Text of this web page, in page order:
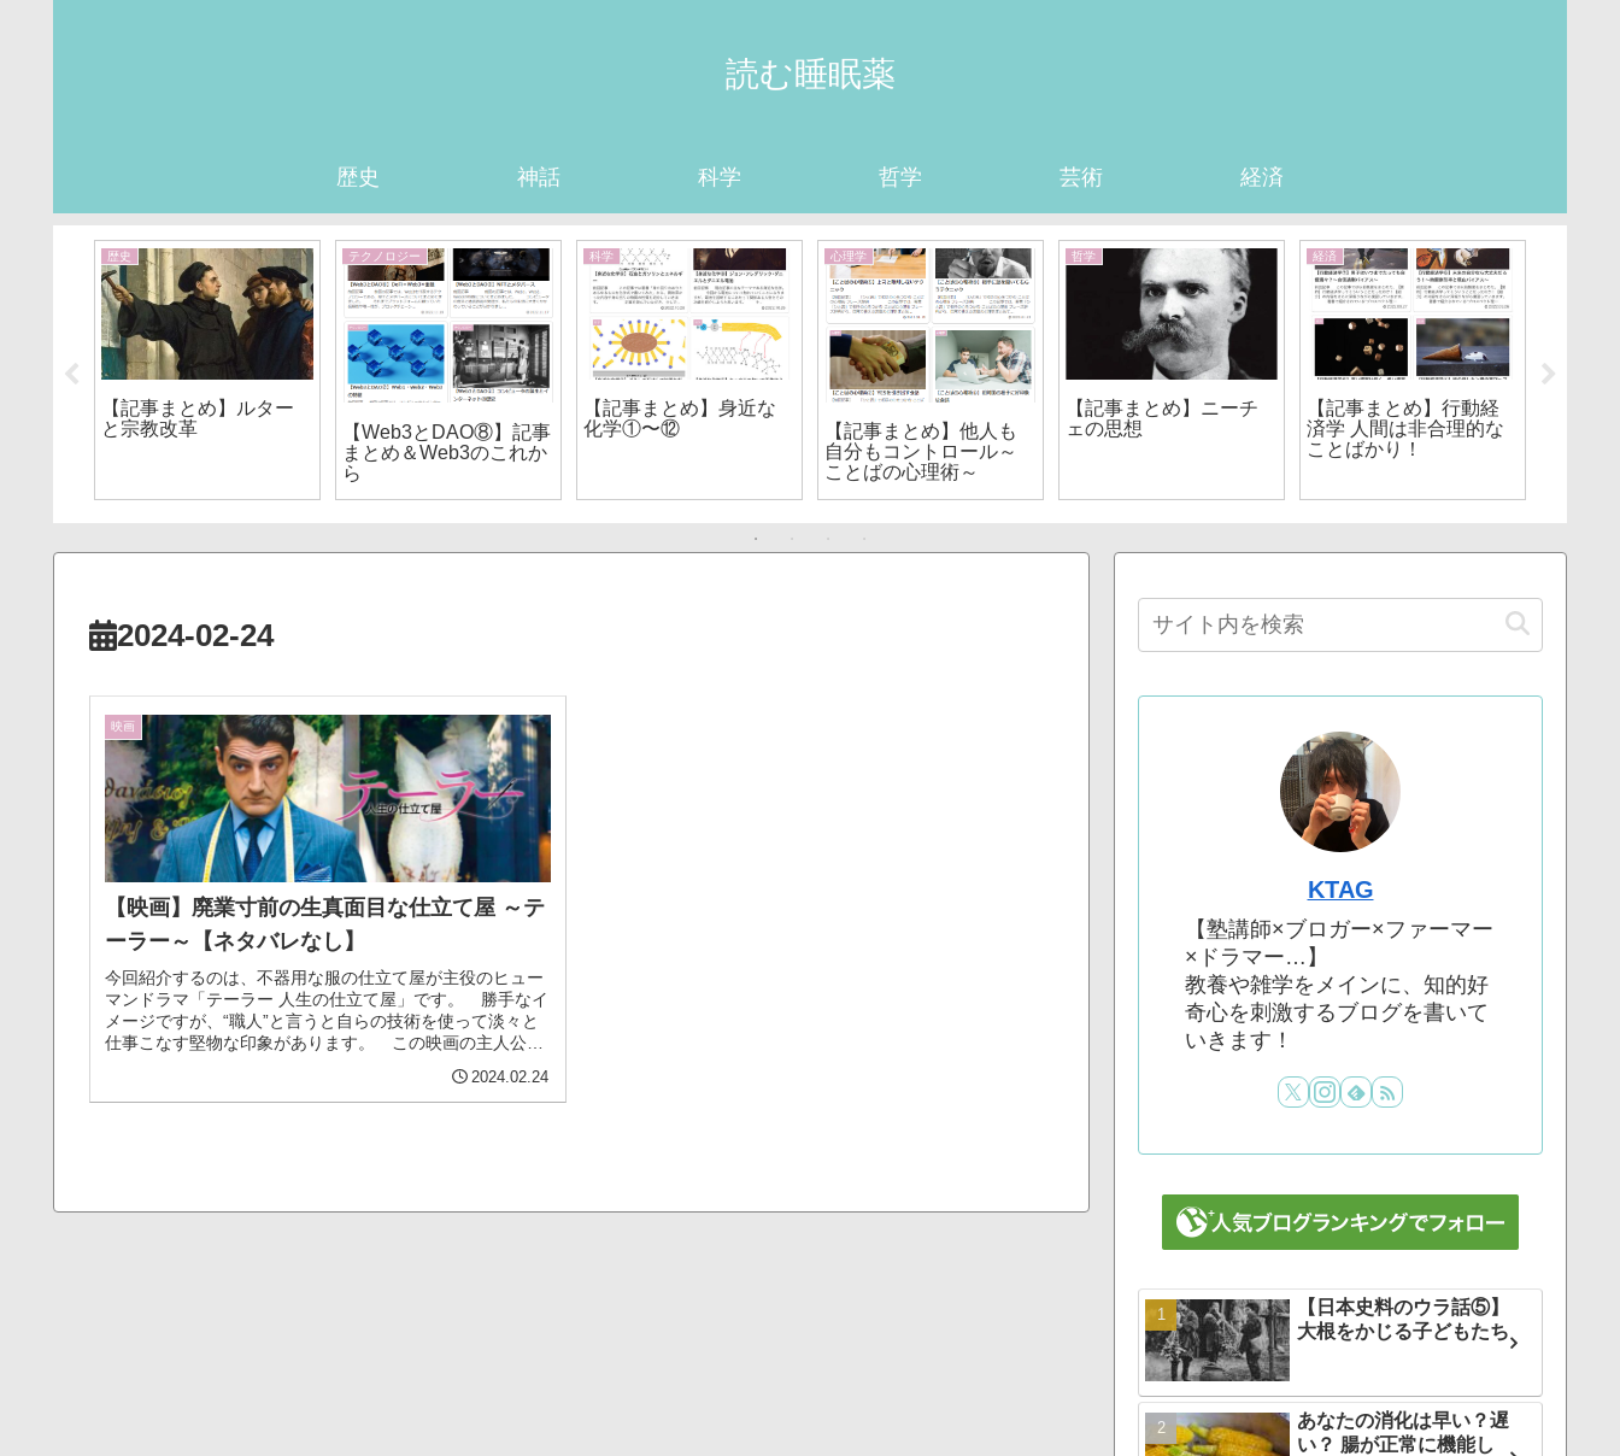
読む睡眠薬
歴史 神話 科学 哲学 芸術 経済
歴史
【記事まとめ】ルター
と宗教改革
テクノロジー
【Web3とDAO⑧】記事
まとめ＆Web3のこれか
ら
科学
【記事まとめ】身近な
化学①〜⑫
心理学
【記事まとめ】他人も
自分もコントロール～
ことばの心理術～
哲学
【記事まとめ】ニーチ
ェの思想
経済
【記事まとめ】行動経
済学 人間は非合理的な
ことばかり！
2024-02-24
映画
【映画】廃業寸前の生真面目な仕立て屋 ～テ
ーラー～【ネタバレなし】
今回紹介するのは、不器用な服の仕立て屋が主役のヒュー
マンドラマ「テーラー 人生の仕立て屋」です。 勝手なイ
メージですが、“職人”と言うと自らの技術を使って淡々と
仕事こなす堅物な印象があります。 この映画の主人公ニ
2024.02.24
KTAG
【塾講師×ブロガー×ファーマー
×ドラマー…】
教養や雑学をメインに、知的好
奇心を刺激するブログを書いて
いきます！
【日本史料のウラ話⑤】
大根をかじる子どもたち
あなたの消化は早い？遅
い？ 腸が正常に機能し